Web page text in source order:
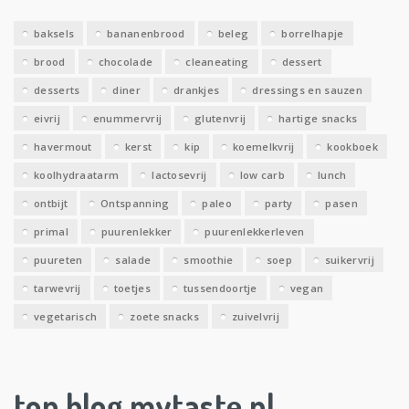
baksels bananenbrood beleg borrelhapje
brood chocolade cleaneating dessert
desserts diner drankjes dressings en sauzen
eivrij enummervrij glutenvrij hartige snacks
havermout kerst kip koemelkvrij kookboek
koolhydraatarm lactosevrij low carb lunch
ontbijt Ontspanning paleo party pasen
primal puurenlekker puurenlekkerleven
puureten salade smoothie soep suikervrij
tarwevrij toetjes tussendoortje vegan
vegetarisch zoete snacks zuivelvrij